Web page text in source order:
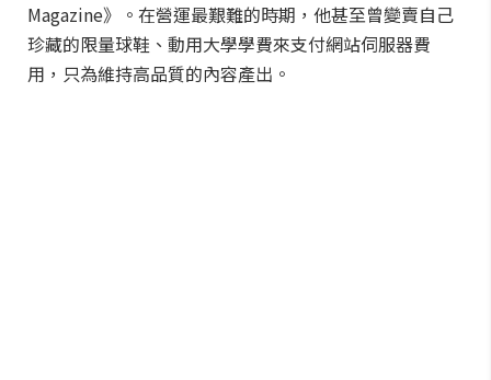
Magazine》。在營運最艱難的時期，他甚至曾變賣自己
珍藏的限量球鞋、動用大學學費來支付網站伺服器費
用，只為維持高品質的內容產出。